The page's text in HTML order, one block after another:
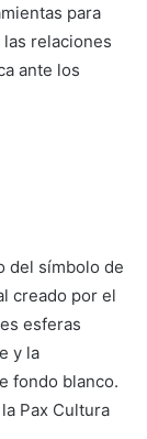
para
relaciones
ante los
del símbolo de
creado por el
esferas
y la
fondo blanco.
Pax Cultura